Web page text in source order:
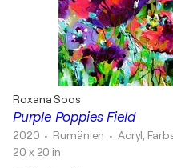
Purple Poppies Field
Roxana Soos
2020 • Rumänien • Acryl,
20 x 20 in